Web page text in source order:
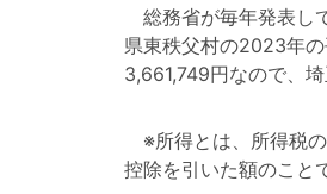
総務省が毎年発表し
県東秩父村の2023年
3,661,749円なので、
※所得とは、所得税
控除を引いた額のこと